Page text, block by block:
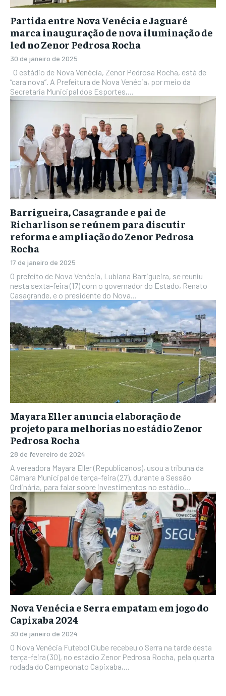
Partida entre Nova Venécia e Jaguaré
marca inauguração de nova iluminação de
led no Zenor Pedrosa Rocha
30 de janeiro de 2025
“cara nova”. A Prefeitura de Nova Venécia, por meio da
Secretaria Municipal dos Esportes,...
Barrigueira, Casagrande e pai de
Richarlison se reúnem para discutir
reforma e ampliação do Zenor Pedrosa
Rocha
17 de janeiro de 2025
O prefeito de Nova Venécia, Lubiana Barrigueira, se reuniu
nesta sexta-feira (17) com o governador do Estado, Renato
Casagrande, e o presidente do Nova...
Mayara Eller anuncia elaboração de
projeto para melhorias no estádio Zenor
Pedrosa Rocha
28 de fevereiro de 2024
A vereadora Mayara Eller (Republicanos), usou a tribuna da
Câmara Municipal de terça-feira (27), durante a Sessão
Ordinária, para falar sobre investimentos no estádio...
Nova Venécia e Serra empatam em jogo do
Capixaba 2024
30 de janeiro de 2024
O Nova Venécia Futebol Clube recebeu o Serra na tarde desta
terça-feira (30), no estádio Zenor Pedrosa Rocha, pela quarta
rodada do Campeonato Capixaba,...